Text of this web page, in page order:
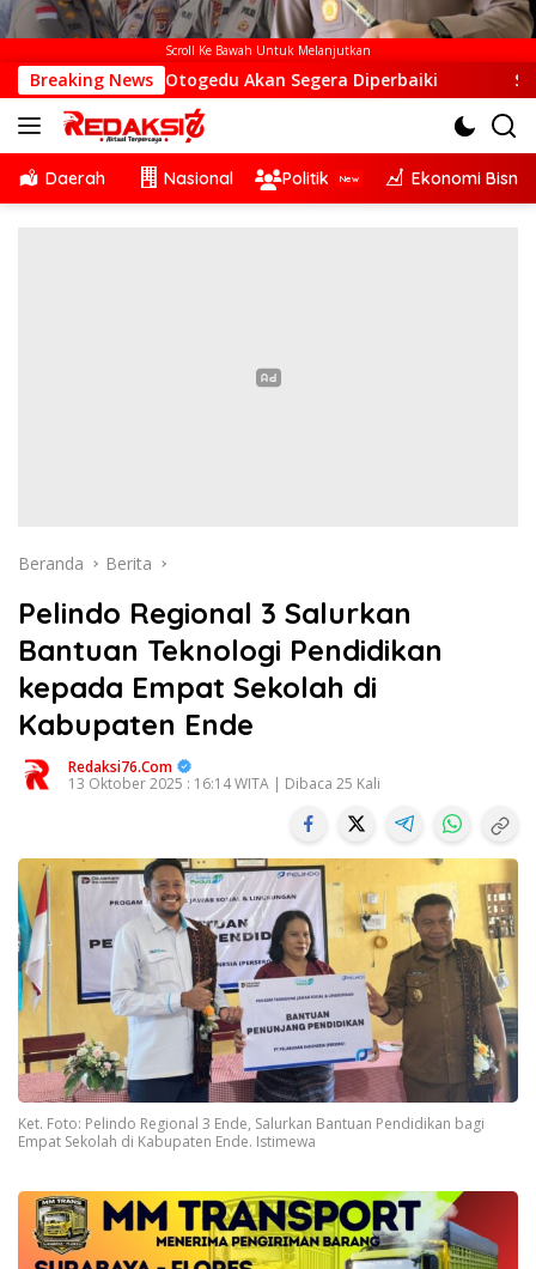
Scroll Ke Bawah Untuk Melanjutkan
Breaking News
Otogedu Akan Segera Diperbaiki Sinergi Lintas
Daerah Nasional Politik Ekonomi Bisnis
Beranda Berita
Pelindo Regional 3 Salurkan
Bantuan Teknologi Pendidikan
kepada Empat Sekolah di
Kabupaten Ende
Redaksi76.com
13 Oktober 2025 : 16:14 WITA | Dibaca 25 Kali
Ket. Foto: Pelindo Regional 3 Ende, Salurkan Bantuan Pendidikan bagi
Empat Sekolah di Kabupaten Ende. Istimewa